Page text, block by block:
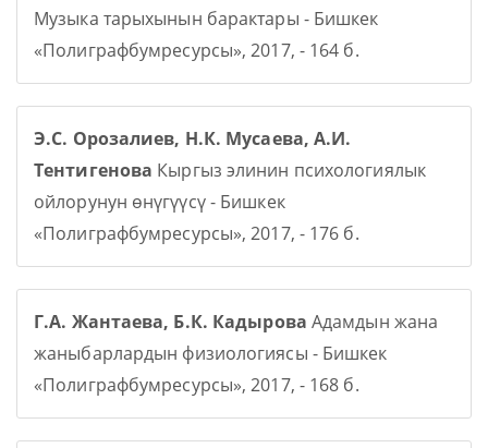
Музыка тарыхынын барактары - Бишкек
«Полиграфбумресурсы», 2017, - 164 б.
Э.С. Орозалиев, Н.К. Мусаева, А.И.
Тентигенова Кыргыз элинин психологиялык
ойлорунун өнүгүүсү - Бишкек
«Полиграфбумресурсы», 2017, - 176 б.
Г.А. Жантаева, Б.К. Кадырова Адамдын жана
жаныбарлардын физиологиясы - Бишкек
«Полиграфбумресурсы», 2017, - 168 б.